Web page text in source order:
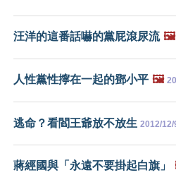
汪洋的這番話嚇的黨屁滾尿流 🖼️
人性黨性擰在一起的鄧小平 🖼️
逃命？看閻王爺放不放生 2012/12/
蔣經國與「永遠不要掛起白旗」